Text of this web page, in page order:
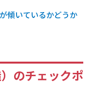
傾いているかどうか
のチェックポ